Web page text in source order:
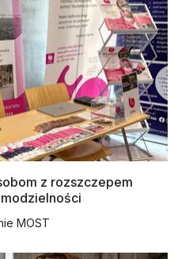
z rozszczepem
MOST